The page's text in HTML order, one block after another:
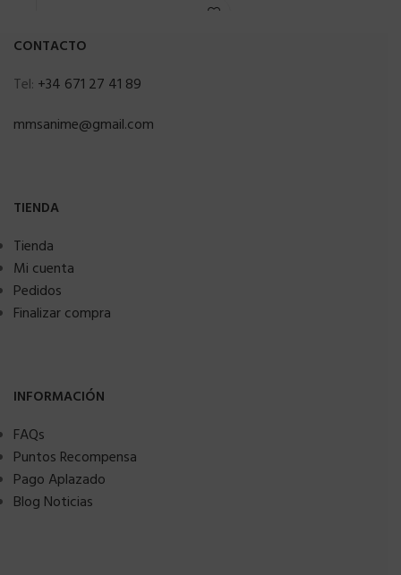
CONTACTO
Tel: +34 671 27 41 89
mmsanime@gmail.com
TIENDA
Tienda
Mi cuenta
Pedidos
Finalizar compra
INFORMACIÓN
FAQs
Puntos Recompensa
Pago Aplazado
Blog Noticias